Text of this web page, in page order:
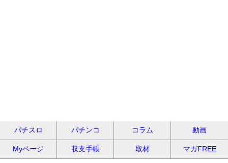
パチスロ パチンコ コラム 動画
Myページ 収支手帳 取材 マガFREE